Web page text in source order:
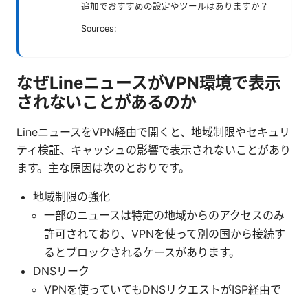
追加でおすすめの設定やツールはありますか？
Sources:
なぜLineニュースがVPN環境で表示
されないことがあるのか
LineニュースをVPN経由で開くと、地域制限やセキュリ
ティ検証、キャッシュの影響で表示されないことがあり
ます。主な原因は次のとおりです。
地域制限の強化
一部のニュースは特定の地域からのアクセスのみ
許可されており、VPNを使って別の国から接続す
るとブロックされるケースがあります。
DNSリーク
VPNを使っていてもDNSリクエストがISP経由で